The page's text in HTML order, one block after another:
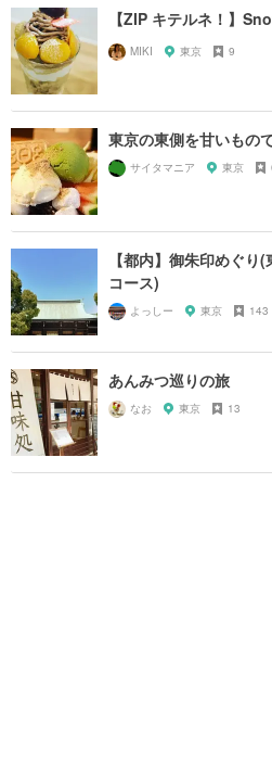
【ZIP キテルネ！】
MIKI 東京 9
東京の東側を甘いもの
サイタマニア 東京
【都内】御朱印めぐり
コース)
よっしー 東京 143
あんみつ巡りの旅
なお 東京 13